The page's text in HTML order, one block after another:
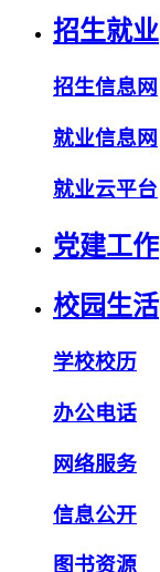
招生就业
招生信息网
就业信息网
就业云平台
党建工作
校园生活
学校校历
办公电话
网络服务
信息公开
图书资源